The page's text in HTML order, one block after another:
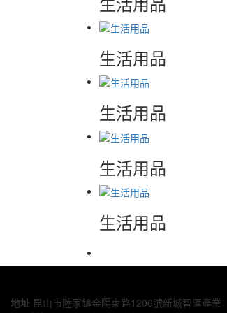
生活用品
生活用品
生活用品
生活用品
地址 昆山市陸家鎮金陽東路1206號新城智匯產業